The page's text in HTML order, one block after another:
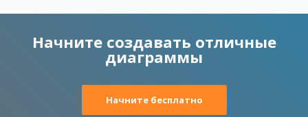
Начните создавать отличные
диаграммы
Начните бесплатно